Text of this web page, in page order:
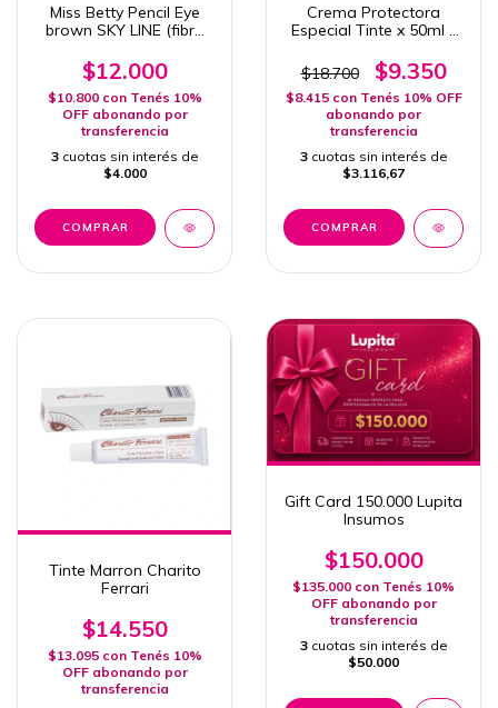
Miss Betty Pencil Eye
brown SKY LINE (fibra
$12.000
$10.800 con Tenés 10%
OFF abonando por
transferencia
3 cuotas sin interés de
$4.000
Crema Protectora
Especial Tinte x 50ml -
$18.700
$9.350
$8.415 con Tenés 10% OFF
abonando por
transferencia
3 cuotas sin interés de
$3.116,67
Tinte Marron Charito
Ferrari
$14.550
$13.095 con Tenés 10%
OFF abonando por
transferencia
Gift Card 150.000 Lupita
Insumos
$150.000
$135.000 con Tenés 10%
OFF abonando por
transferencia
3 cuotas sin interés de
$50.000